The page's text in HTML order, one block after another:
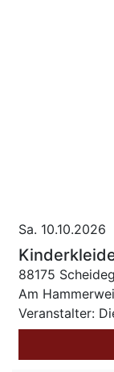
Sa. 10.10.2026
88175
Am
Veranstalter: